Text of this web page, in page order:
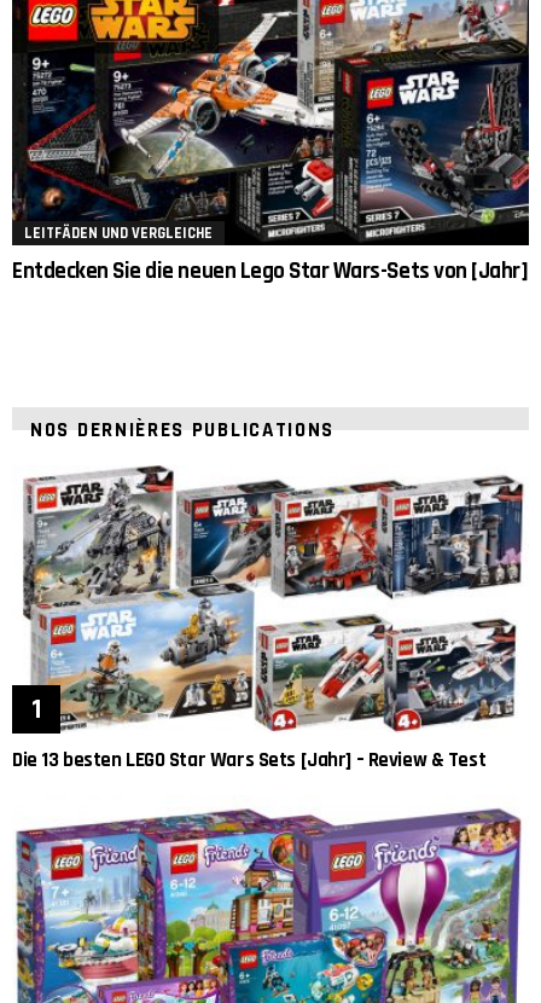
LEITFÄDEN UND VERGLEICHE
Entdecken Sie die neuen Lego Star Wars-Sets von [Jahr]
NOS DERNIÈRES PUBLICATIONS
Die 13 besten LEGO Star Wars Sets [Jahr] – Review & Test